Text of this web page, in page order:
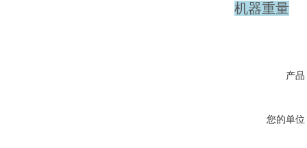
机器重量
产品
您的单位